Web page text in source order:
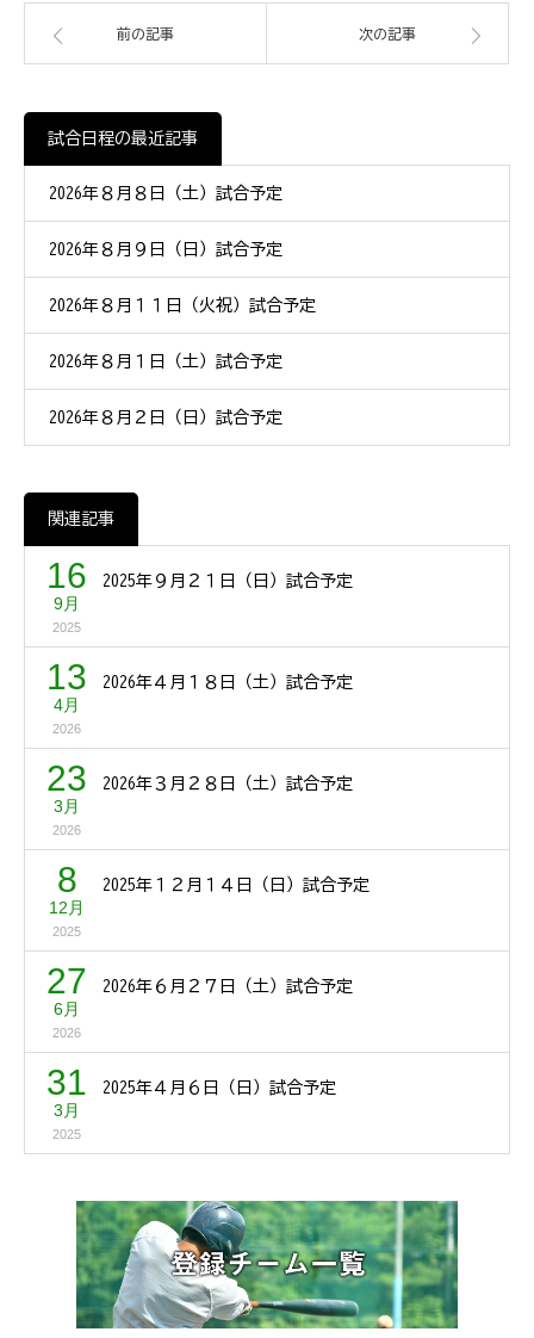
前の記事 次の記事
試合日程の最近記事
2026年８月８日（土）試合予定
2026年８月９日（日）試合予定
2026年８月１１日（火祝）試合予定
2026年８月１日（土）試合予定
2026年８月２日（日）試合予定
関連記事
16
9月
2025
2025年９月２１日（日）試合予定
13
4月
2026
2026年４月１８日（土）試合予定
23
3月
2026
2026年３月２８日（土）試合予定
8
12月
2025
2025年１２月１４日（日）試合予定
27
6月
2026
2026年６月２７日（土）試合予定
31
3月
2025
2025年４月６日（日）試合予定